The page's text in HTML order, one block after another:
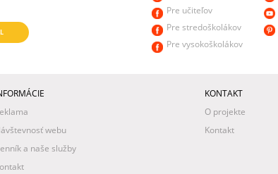
Pre učiteľov
Pre stredoškolákov
Pre vysokoškolákov
webu
a naše služby
KONTAKT
O projekte
Kontakt